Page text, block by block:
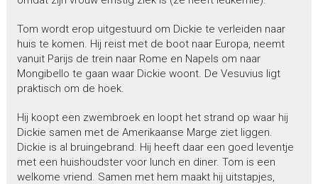
Tom wordt erop uitgestuurd om Dickie te verleiden naar
huis te komen. Hij reist met de boot naar Europa, neemt
vanuit Parijs de trein naar Rome en Napels om naar
Mongibello te gaan waar Dickie woont. De Vesuvius ligt
praktisch om de hoek.
Hij koopt een zwembroek en loopt het strand op waar hij
Dickie samen met de Amerikaanse Marge ziet liggen.
Dickie is al bruingebrand. Hij heeft daar een goed leventje
met een huishoudster voor lunch en diner. Tom is een
welkome vriend. Samen met hem maakt hij uitstapjes,